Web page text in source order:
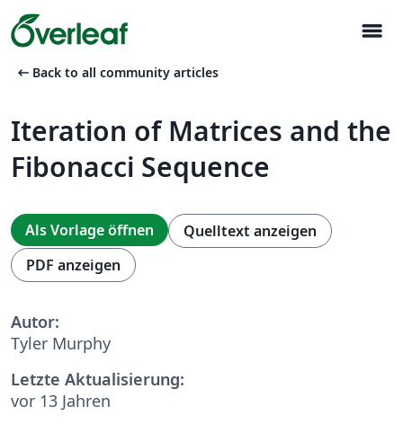
menu
arrow_left_alt Back to all community articles
Iteration of Matrices and the
Fibonacci Sequence
Als Vorlage öffnen
Quelltext anzeigen
PDF anzeigen
Autor:
Tyler Murphy
Letzte Aktualisierung:
vor 13 Jahren